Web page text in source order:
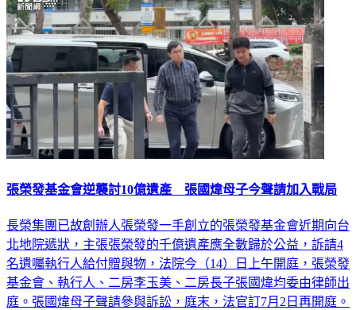
北地院遞狀，主張張榮發的千億遺產應全數歸於公益，訴請4
名遺囑執行人給付贈與物，法院今（14）日上午開庭，張榮發
基金會、執行人、二房李玉美、二房長子張國煒均委由律師出
庭。張國煒母子聲請參與訴訟，庭末，法官訂7月2日再開庭。
張榮發基金會日前表示，張榮發2012年出版的口述自傳「鐵意